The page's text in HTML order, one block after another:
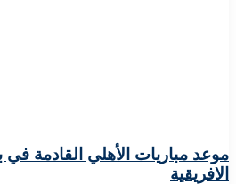
موعد مباريات الأهلي القادمة في
الافريقية